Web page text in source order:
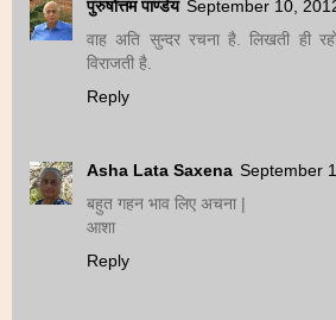
पुरुषोत्तम पाण्डेय September 10,
वाह अति सुन्दर रचना है. लिखती ही
विराजती है.
Reply
Asha Lata Saxena September
बहुत गहन भाव लिए अचना |
आशा
Reply